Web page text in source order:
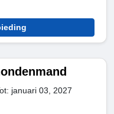
januari 03, 2027